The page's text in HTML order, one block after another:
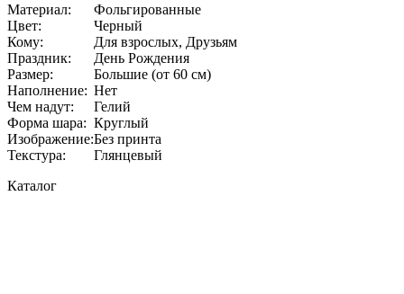
Материал:
Фольгированные
Цвет:
Черный
Кому:
Для взрослых, Друзьям
Праздник:
День Рождения
Размер:
Большие (от 60 см)
Наполнение: Нет
Чем надут:
Гелий
Форма шара: Круглый
Изображение:Без принта
Текстура:
Глянцевый
Каталог